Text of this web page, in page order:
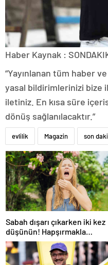
Haber Kaynak :
“Yayınlanan tüm haber
yasal bildirimlerinizi bize
iletiniz. En kısa süre
dönüş sağlanılacaktır.”
evlilik Magazin son
Sabah dışarı çıkarken iki kez
düşünün! Hapşırmakla
başlayıp astıma
dönüşebiliyor